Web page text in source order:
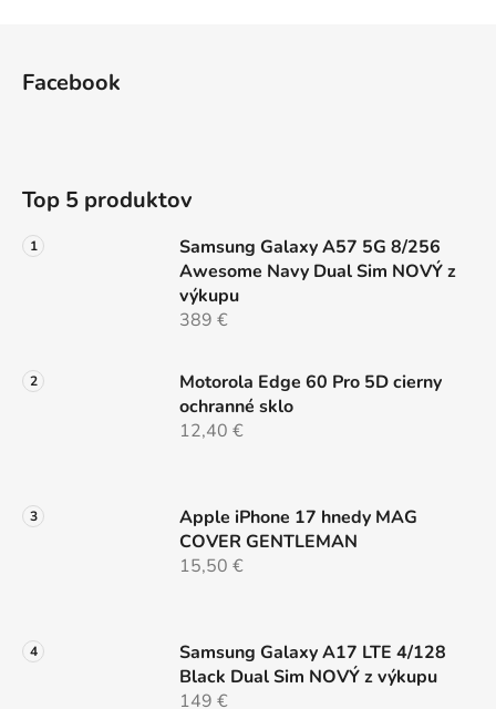
v
k
p
i
s
Facebook
Top 5 produktov
Samsung Galaxy A57 5G 8/256
Awesome Navy Dual Sim NOVÝ z
výkupu
389 €
Motorola Edge 60 Pro 5D cierny
ochranné sklo
12,40 €
Apple iPhone 17 hnedy MAG
COVER GENTLEMAN
15,50 €
Samsung Galaxy A17 LTE 4/128
Black Dual Sim NOVÝ z výkupu
149 €